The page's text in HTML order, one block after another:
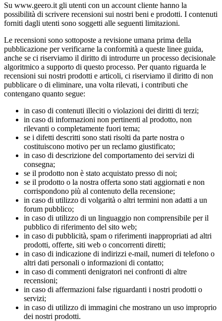
Su www.geero.it gli utenti con un account cliente hanno la
possibilità di scrivere recensioni sui nostri beni e prodotti. I contenuti
forniti dagli utenti sono soggetti alle seguenti limitazioni.
Le recensioni sono sottoposte a revisione umana prima della
pubblicazione per verificarne la conformità a queste linee guida,
anche se ci riserviamo il diritto di introdurre un processo decisionale
algoritmico a supporto di questo processo. Per quanto riguarda le
recensioni sui nostri prodotti e articoli, ci riserviamo il diritto di non
pubblicare o di eliminare, una volta rilevati, i contributi che
contengano quanto segue:
in caso di contenuti illeciti o violazioni dei diritti di terzi;
in caso di informazioni non pertinenti al prodotto, non
rilevanti o completamente fuori tema;
se i difetti descritti sono stati risolti da parte nostra o
costituiscono motivo per un reclamo giustificato;
in caso di descrizione del comportamento dei servizi di
consegna;
se il prodotto non è stato acquistato presso di noi;
se il prodotto o la nostra offerta sono stati aggiornati e non
corrispondono più al contenuto della recensione;
in caso di utilizzo di volgarità o altri termini non adatti a un
forum pubblico;
in caso di utilizzo di un linguaggio non comprensibile per il
pubblico di riferimento del sito web;
in caso di pubblicità, spam o riferimenti inappropriati ad altri
prodotti, offerte, siti web o concorrenti diretti;
in caso di indicazione di indirizzi e-mail, numeri di telefono o
altri dati personali o informazioni di contatto;
in caso di commenti denigratori nei confronti di altre
recensioni;
in caso di affermazioni false riguardanti i nostri prodotti o
servizi;
in caso di utilizzo di immagini che mostrano un uso improprio
dei nostri prodotti.